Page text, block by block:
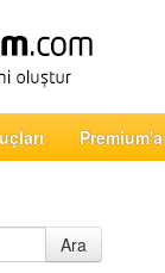
Ara